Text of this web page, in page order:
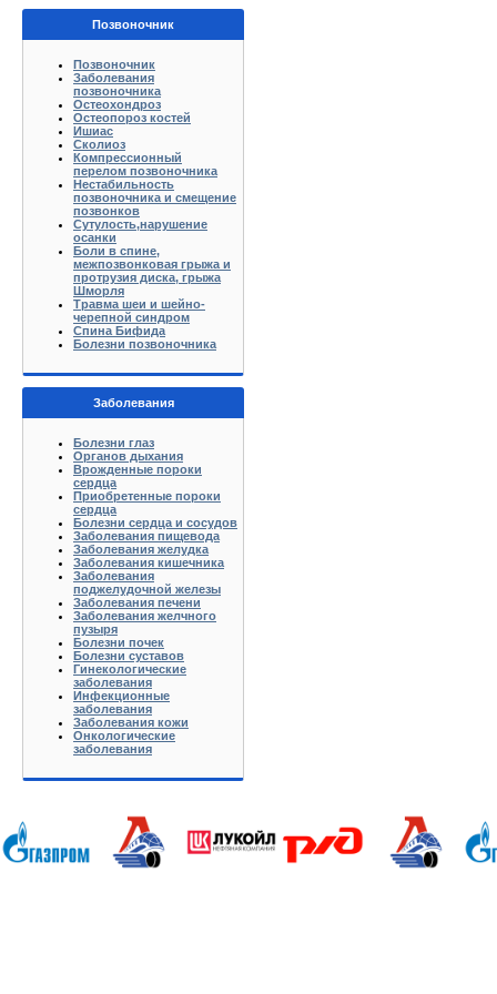
Позвоночник
Позвоночник
Заболевания
позвоночника
Остеохондроз
Остеопороз костей
Ишиас
Сколиоз
Компрессионный
перелом позвоночника
Нестабильность
позвоночника и смещение
позвонков
Сутулость,нарушение
осанки
Боли в спине,
межпозвонковая грыжа и
протрузия диска, грыжа
Шморля
Травма шеи и шейно-
черепной синдром
Спина Бифида
Болезни позвоночника
Заболевания
Болезни глаз
Органов дыхания
Врожденные пороки
сердца
Приобретенные пороки
сердца
Болезни сердца и сосудов
Заболевания пищевода
Заболевания желудка
Заболевания кишечника
Заболевания
поджелудочной железы
Заболевания печени
Заболевания желчного
пузыря
Болезни почек
Болезни суставов
Гинекологические
заболевания
Инфекционные
заболевания
Заболевания кожи
Онкологические
заболевания